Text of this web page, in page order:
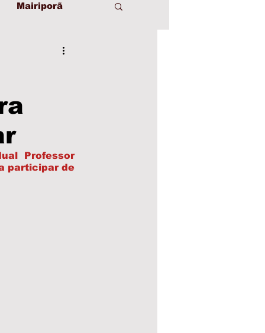
Mairiporã
Esporte
Municipal
Professor
participar de